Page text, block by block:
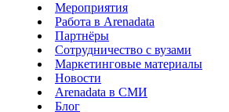
Мероприятия
Работа в Arenadata
Партнёры
Сотрудничество с вузами
Маркетинговые материалы
Новости
Arenadata в СМИ
Блог